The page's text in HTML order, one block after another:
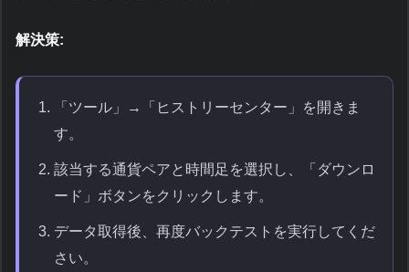
解決策:
「ツール」→「ヒストリーセンター」を開きま
す。
該当する通貨ペアと時間足を選択し、「ダウンロ
ード」ボタンをクリックします。
データ取得後、再度バックテストを実行してくだ
さい。